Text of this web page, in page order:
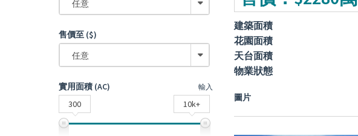
建築面積
花園面積
天台面積
物業狀態
圖片
任意
售價至 ($)
任意
實用面積 (AC) 輸入
300 10k+